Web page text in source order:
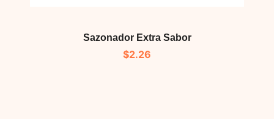
Sazonador Extra Sabor
$2.26